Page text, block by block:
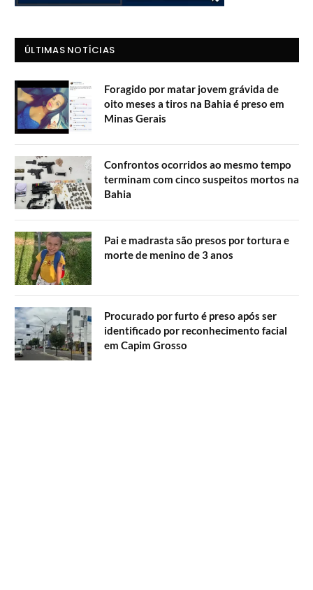
ÚLTIMAS NOTÍCIAS
Foragido por matar jovem grávida de
oito meses a tiros na Bahia é preso em
Minas Gerais
Confrontos ocorridos ao mesmo tempo
terminam com cinco suspeitos mortos na
Bahia
Pai e madrasta são presos por tortura e
morte de menino de 3 anos
Procurado por furto é preso após ser
identificado por reconhecimento facial
em Capim Grosso